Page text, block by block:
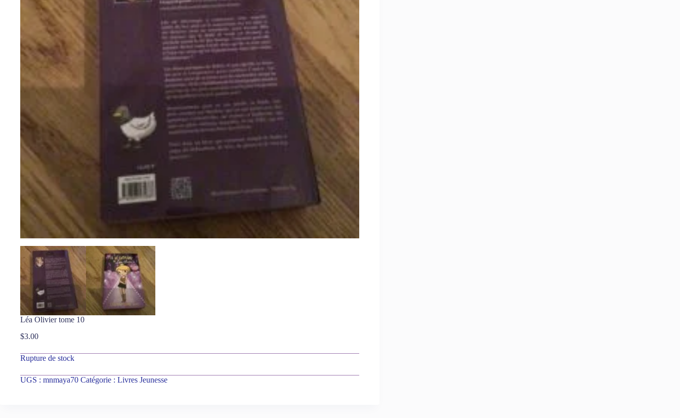
Léa Olivier tome 10
$3.00
Rupture de stock
UGS : mnmaya70 Catégorie : Livres Jeunesse